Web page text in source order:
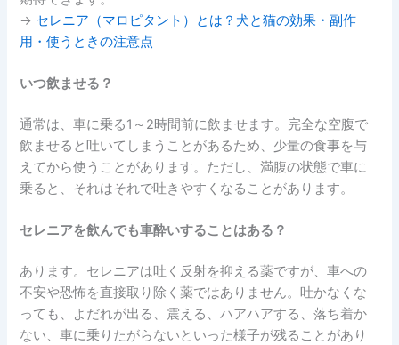
→ セレニア（マロピタント）とは？犬と猫の効果・副作
用・使うときの注意点
いつ飲ませる？
通常は、車に乗る1～2時間前に飲ませます。完全な空腹で
飲ませると吐いてしまうことがあるため、少量の食事を与
えてから使うことがあります。ただし、満腹の状態で車に
乗ると、それはそれで吐きやすくなることがあります。
セレニアを飲んでも車酔いすることはある？
あります。セレニアは吐く反射を抑える薬ですが、車への
不安や恐怖を直接取り除く薬ではありません。吐かなくな
っても、よだれが出る、震える、ハアハアする、落ち着か
ない、車に乗りたがらないといった様子が残ることがあり